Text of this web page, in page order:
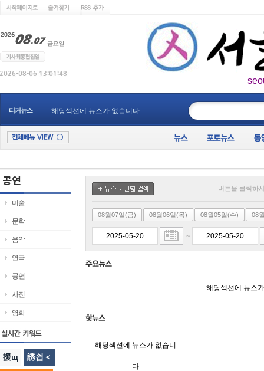
티커뉴스 해당섹션에 뉴스가 없습니다
미술
문학
음악
연극
공연
사진
영화
援щ 誘쇱＜
버튼을 클릭하
08월07일(금) 08월06일(목) 08월05일(수) 08
~
해당섹션에 뉴스
해당섹션에 뉴스가 없습니
다